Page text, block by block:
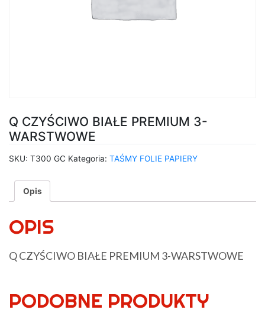
Q CZYŚCIWO BIAŁE PREMIUM 3-
WARSTWOWE
SKU: T300 GC Kategoria: TAŚMY FOLIE PAPIERY
Opis
OPIS
Q CZYŚCIWO BIAŁE PREMIUM 3-WARSTWOWE
PODOBNE PRODUKTY